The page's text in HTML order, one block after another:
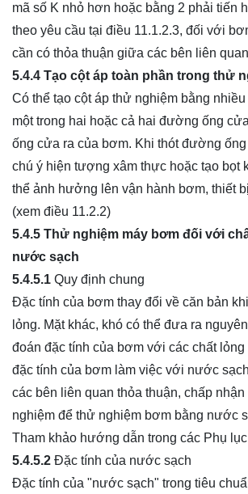
mã số K nhỏ hơn hoặc bằng 2 phải tiến
theo yêu cầu tại điều 11.1.2.3, đối với
cần có thỏa thuận giữa các bên liên
5.4.4 Tạo cột áp toàn phần trong thử
Có thể tạo cột áp thử nghiệm bằng
một trong hai hoặc cả hai đường ống
ống cửa ra của bơm. Khi thót đường
chú ý hiện tượng xâm thực hoặc tạo bọt
thể ảnh hưởng lên vận hành bơm, thiết
(xem điều 11.2.2)
5.4.5 Thử nghiệm máy bơm đối với
nước sạch
5.4.5.1 Quy định chung
Đặc tính của bơm thay đổi về căn bản
lỏng. Mặt khác, khó có thể đưa ra
đoán đặc tính của bơm với các chất
đặc tính của bơm làm việc với nước
các bên liên quan thỏa thuận, chấp
nghiệm để thử nghiệm bơm bằng nước
Tham khảo hướng dẫn trong các Phụ
5.4.5.2 Đặc tính của nước sạch
Đặc tính của "nước sạch" trong tiêu